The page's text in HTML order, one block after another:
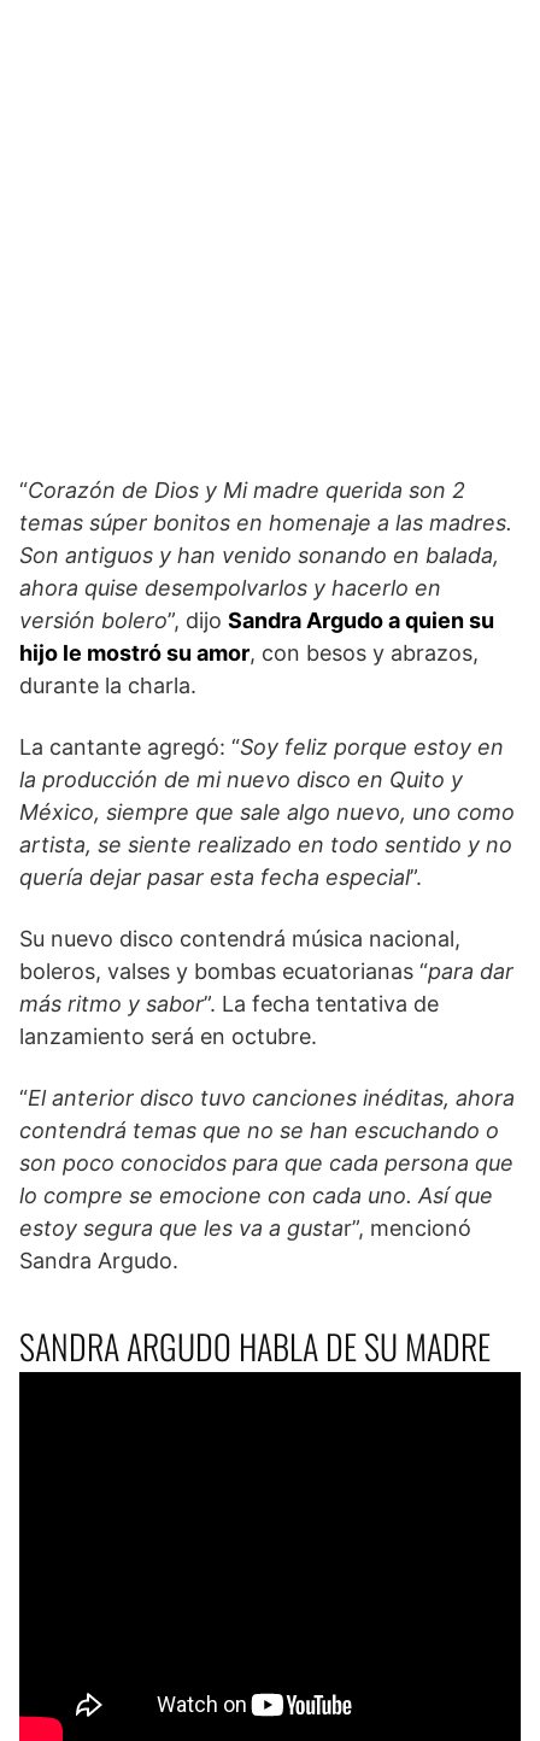
“Corazón de Dios y Mi madre querida son 2
temas súper bonitos en homenaje a las madres.
Son antiguos y han venido sonando en balada,
ahora quise desempolvarlos y hacerlo en
versión bolero”, dijo Sandra Argudo a quien su
hijo le mostró su amor, con besos y abrazos,
durante la charla.
La cantante agregó: “Soy feliz porque estoy en
la producción de mi nuevo disco en Quito y
México, siempre que sale algo nuevo, uno como
artista, se siente realizado en todo sentido y no
quería dejar pasar esta fecha especial”.
Su nuevo disco contendrá música nacional,
boleros, valses y bombas ecuatorianas “para dar
más ritmo y sabor”. La fecha tentativa de
lanzamiento será en octubre.
“El anterior disco tuvo canciones inéditas, ahora
contendrá temas que no se han escuchando o
son poco conocidos para que cada persona que
lo compre se emocione con cada uno. Así que
estoy segura que les va a gustar”, mencionó
Sandra Argudo.
SANDRA ARGUDO HABLA DE SU MADRE